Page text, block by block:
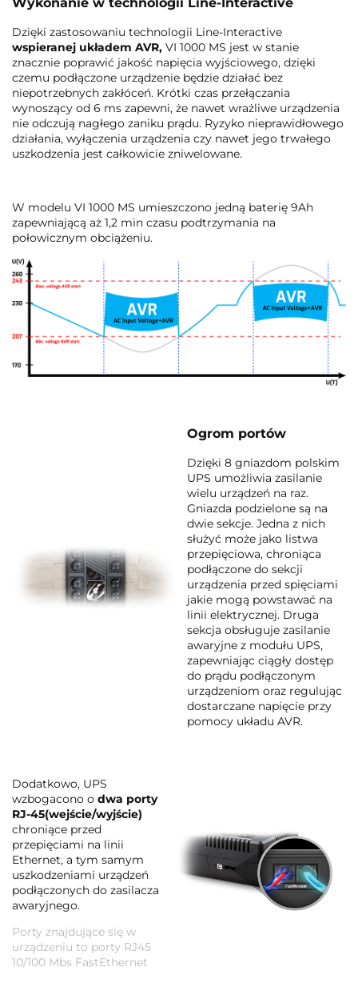
Dzięki zastosowaniu technologii Line-Interactive
wspieranej układem AVR, VI 1000 MS jest w stanie
znacznie poprawić jakość napięcia wyjściowego, dzięki
czemu podłączone urządzenie będzie działać bez
niepotrzebnych zakłóceń. Krótki czas przełączania
wynoszący od 6 ms zapewni, że nawet wrażliwe urządzenia
nie odczują nagłego zaniku prądu. Ryzyko nieprawidłowego
działania, wyłączenia urządzenia czy nawet jego trwałego
uszkodzenia jest całkowicie zniwelowane.
W modelu VI 1000 MS umieszczono jedną baterię 9Ah
zapewniającą aż 1,2 min czasu podtrzymania na
połowicznym obciążeniu.
Ogrom portów
Dzięki 8 gniazdom polskim
UPS umożliwia zasilanie
wielu urządzeń na raz.
Gniazda podzielone są na
dwie sekcje. Jedna z nich
służyć może jako listwa
przepięciowa, chroniąca
podłączone do sekcji
urządzenia przed spięciami
jakie mogą powstawać na
linii elektrycznej. Druga
sekcja obsługuje zasilanie
awaryjne z modułu UPS,
zapewniając ciągły dostęp
do prądu podłączonym
urządzeniom oraz regulując
dostarczane napięcie przy
pomocy układu AVR.
Dodatkowo, UPS
wzbogacono o dwa porty
RJ-45(wejście/wyjście)
chroniące przed
przepięciami na linii
Ethernet, a tym samym
uszkodzeniami urządzeń
podłączonych do zasilacza
awaryjnego.
Porty znajdujące się w
urządzeniu to porty RJ45
10/100 Mbs FastEthernet